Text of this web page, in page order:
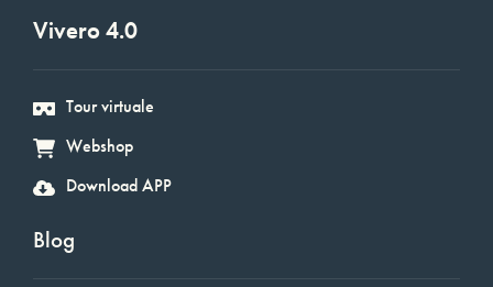
Vivero 4.0
Tour virtuale
Webshop
Download APP
Blog